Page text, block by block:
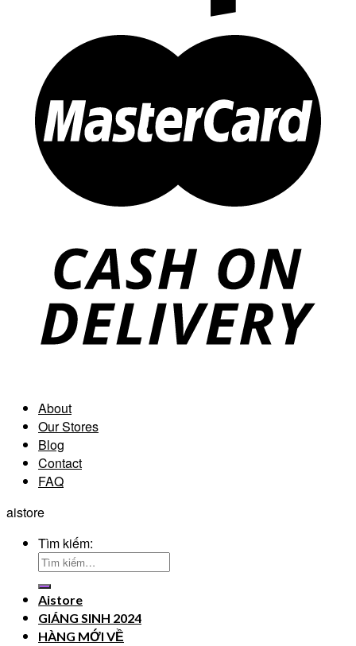
About
Our Stores
Blog
Contact
FAQ
aistore
Tìm kiếm:
Aistore
GIÁNG SINH 2024
HÀNG MỚI VỀ